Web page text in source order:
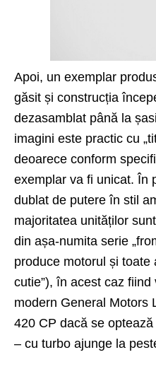
Apoi, un exemplar
găsit și construcția
dezasamblat până la
imagini este practic cu
deoarece conform
exemplar va fi unicat. În
dublat de putere în stil
majoritatea unităților
din așa-numita serie
produce motorul și toate
cutie”), în acest caz
modern General Motors
420 CP dacă se
– cu turbo ajunge la